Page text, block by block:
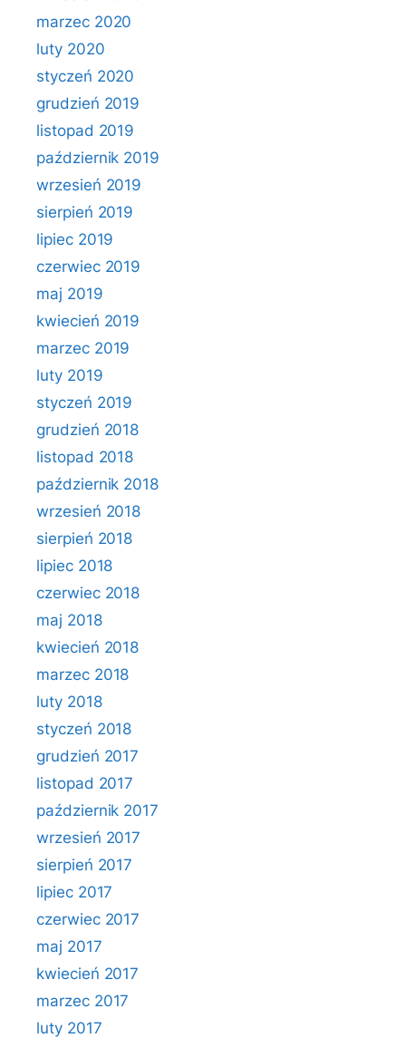
marzec 2020
luty 2020
styczeń 2020
grudzień 2019
listopad 2019
październik 2019
wrzesień 2019
sierpień 2019
lipiec 2019
czerwiec 2019
maj 2019
kwiecień 2019
marzec 2019
luty 2019
styczeń 2019
grudzień 2018
listopad 2018
październik 2018
wrzesień 2018
sierpień 2018
lipiec 2018
czerwiec 2018
maj 2018
kwiecień 2018
marzec 2018
luty 2018
styczeń 2018
grudzień 2017
listopad 2017
październik 2017
wrzesień 2017
sierpień 2017
lipiec 2017
czerwiec 2017
maj 2017
kwiecień 2017
marzec 2017
luty 2017